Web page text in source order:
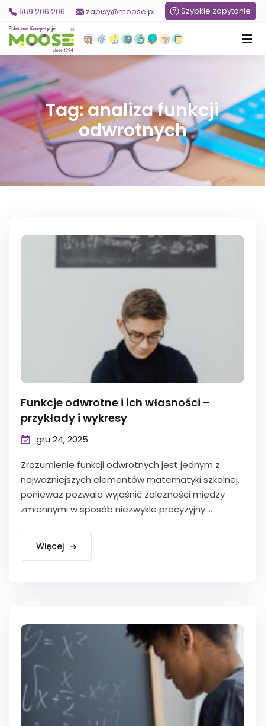
669 206 206 zapisy@moose.pl Szybkie zapytanie
Tag: analiza funkcji
odwrotnych
Funkcje odwrotne i ich własności –
przykłady i wykresy
gru 24, 2025
Zrozumienie funkcji odwrotnych jest jednym z
najważniejszych elementów matematyki szkolnej,
ponieważ pozwala wyjaśnić zależności między
zmiennymi w sposób niezwykle precyzyjny....
Więcej